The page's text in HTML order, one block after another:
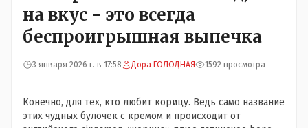
на вкус - это всегда
беспроигрышная выпечка
3 января 2026 г. в 17:58 Дора ГОЛОДНАЯ 1592 просмотра
Конечно, для тех, кто любит корицу. Ведь само название
этих чудных булочек с кремом и происходит от